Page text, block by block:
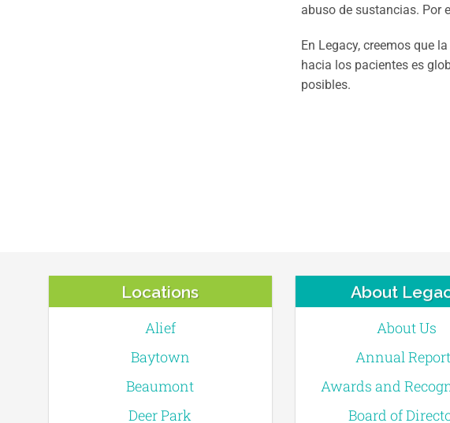
abuso de sustancias. Por
En Legacy, creemos que
hacia los pacientes es
posibles.
Locations
Alief
Baytown
Beaumont
Deer Park
About
About Us
Annual
Awards and
Board of